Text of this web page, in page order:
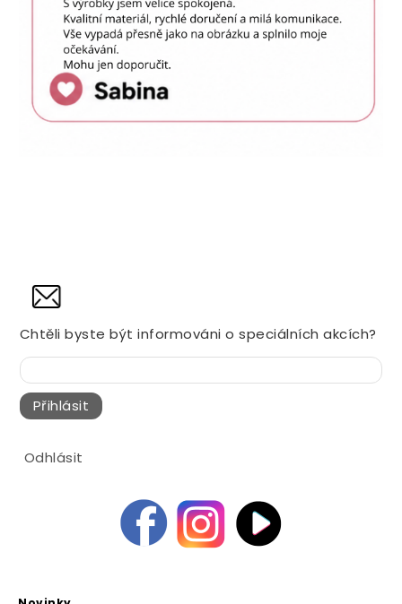
Chtěli byste být informováni o speciálních akcích?
Přihlásit
Odhlásit